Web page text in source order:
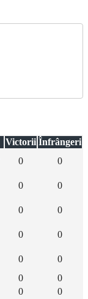
Victorii Înfrângeri
0 0
0 0
0 0
0 0
0
0
0
0
0
0